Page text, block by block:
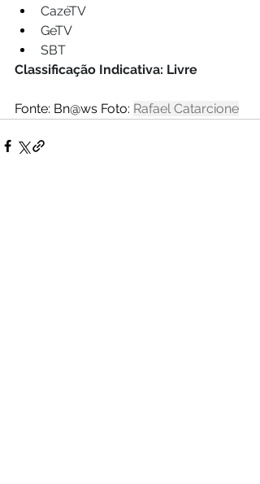
CazéTV
GeTV
SBT
Classificação Indicativa: Livre
Fonte: Bn@ws Foto: Rafael Catarcione